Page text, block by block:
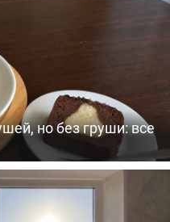
но без груши: все